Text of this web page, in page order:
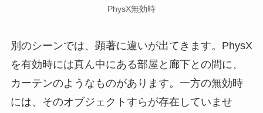
PhysX無効時
別のシーンでは、顕著に違いが出てきます。PhysX
を有効時には真ん中にある部屋と廊下との間に、
カーテンのようなものがあります。一方の無効時
には、そのオブジェクトすらが存在していませ